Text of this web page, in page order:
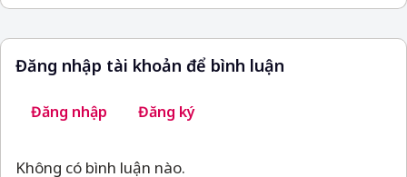
Đăng nhập tài khoản để bình luận
Đăng nhập Đăng ký
Không có bình luận nào.